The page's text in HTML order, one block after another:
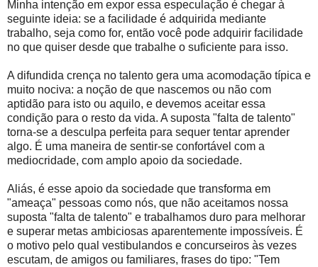
Minha intenção em expor essa especulação é chegar à
seguinte ideia: se a facilidade é adquirida mediante
trabalho, seja como for, então você pode adquirir facilidade
no que quiser desde que trabalhe o suficiente para isso.
A difundida crença no talento gera uma acomodação típica e
muito nociva: a noção de que nascemos ou não com
aptidão para isto ou aquilo, e devemos aceitar essa
condição para o resto da vida. A suposta "falta de talento"
torna-se a desculpa perfeita para sequer tentar aprender
algo. É uma maneira de sentir-se confortável com a
mediocridade, com amplo apoio da sociedade.
Aliás, é esse apoio da sociedade que transforma em
"ameaça" pessoas como nós, que não aceitamos nossa
suposta "falta de talento" e trabalhamos duro para melhorar
e superar metas ambiciosas aparentemente impossíveis. É
o motivo pelo qual vestibulandos e concurseiros às vezes
escutam, de amigos ou familiares, frases do tipo: "Tem